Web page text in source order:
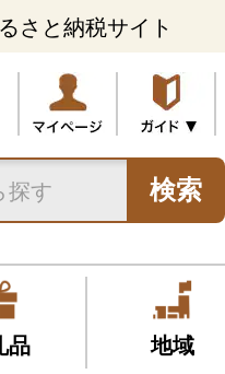
さと納税サイト
検索
品 地域